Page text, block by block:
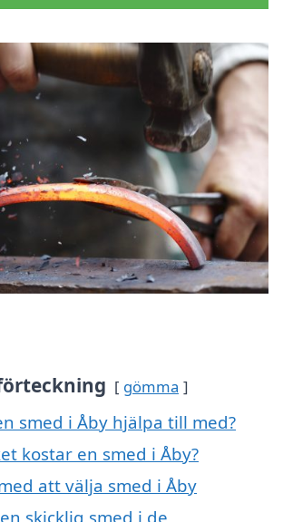
gömma
smed i Åby hjälpa till med?
kostar en smed i Åby?
att välja smed i Åby
skicklig smed i de